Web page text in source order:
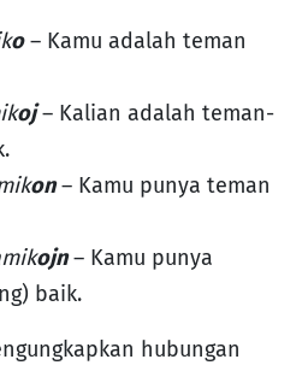
o– Kamu adalah teman
oj– Kalian adalah teman-
on– Kamu punya teman
ojn– Kamu punya
baik.
hubungan